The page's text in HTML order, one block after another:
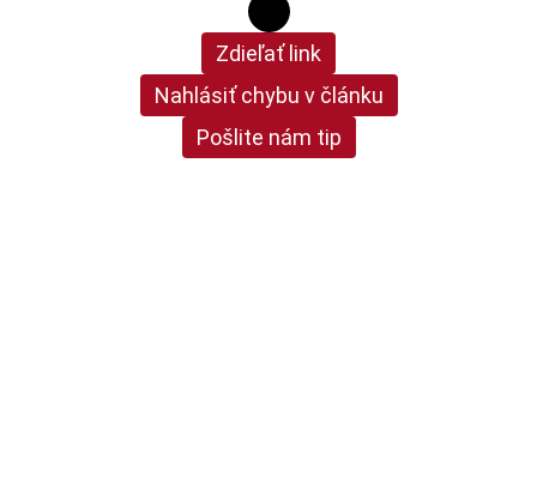
Zdieľať link
Nahlásiť chybu v článku
Pošlite nám tip